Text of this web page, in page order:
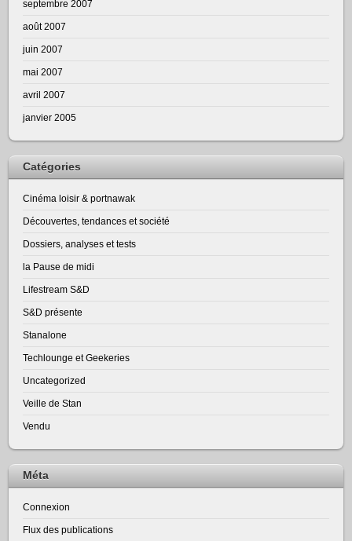
septembre 2007
août 2007
juin 2007
mai 2007
avril 2007
janvier 2005
Catégories
Cinéma loisir & portnawak
Découvertes, tendances et société
Dossiers, analyses et tests
la Pause de midi
Lifestream S&D
S&D présente
Stanalone
Techlounge et Geekeries
Uncategorized
Veille de Stan
Vendu
Méta
Connexion
Flux des publications